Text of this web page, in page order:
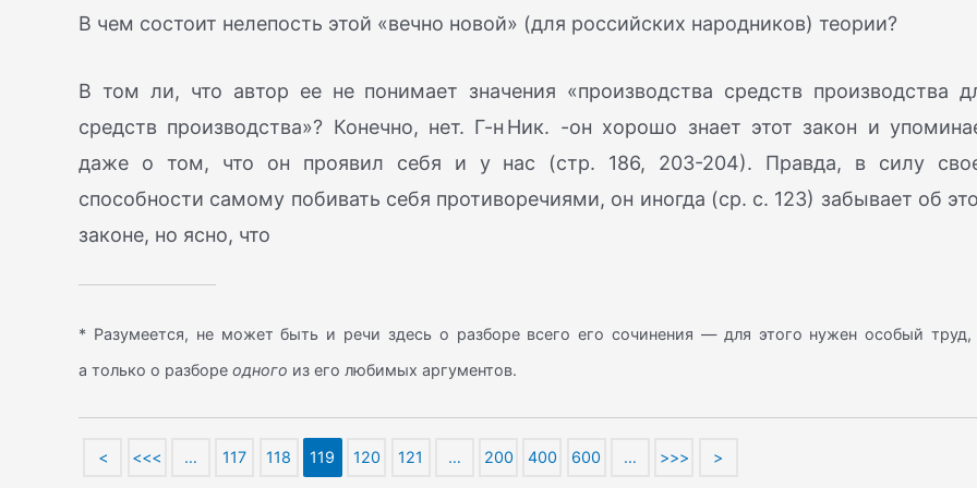
В чем состоит нелепость этой «вечно новой» (для российских народников) теории?
В том ли, что автор ее не понимает значения «производства средств производства
средств производства»? Конечно, нет. Г-н Ник. -он хорошо знает этот закон и
даже о том, что он проявил себя и у нас (стр. 186, 203-204). Правда, в силу
способности самому побивать себя противоречиями, он иногда (ср. с. 123) забывает об
законе, но ясно, что
* Разумеется, не может быть и речи здесь о разборе всего его сочинения — для этого нужен особый
а только о разборе одного из его любимых аргументов.
< <<< … 117 118 119 120 121 … 200 400 600 … >>> >